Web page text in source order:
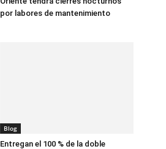
por labores de mantenimiento
Blog
Entregan el 100 % de la doble